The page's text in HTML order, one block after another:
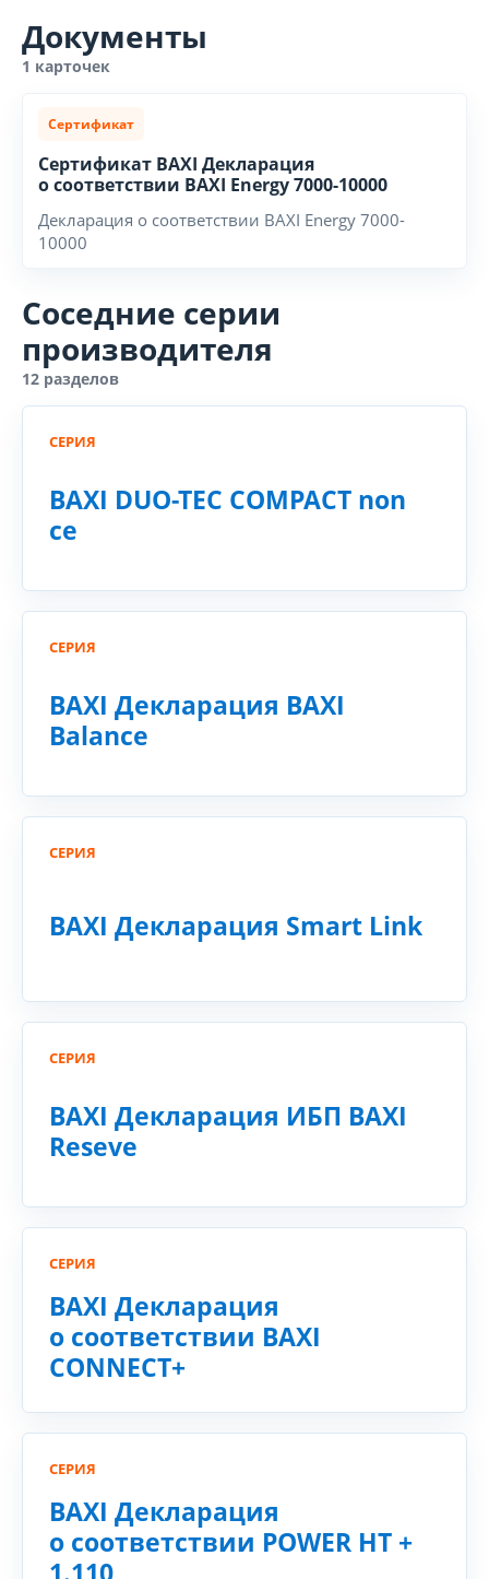
Документы
1 карточек
Сертификат
Сертификат BAXI Декларация
о соответствии BAXI Energy 7000-10000
Декларация о соответствии BAXI Energy 7000-
10000
Соседние серии
производителя
12 разделов
СЕРИЯ
BAXI DUO-TEC COMPACT non
ce
СЕРИЯ
BAXI Декларация BAXI
Balance
СЕРИЯ
BAXI Декларация Smart Link
СЕРИЯ
BAXI Декларация ИБП BAXI
Reseve
СЕРИЯ
BAXI Декларация
о соответствии BAXI
CONNECT+
СЕРИЯ
BAXI Декларация
о соответствии POWER HT +